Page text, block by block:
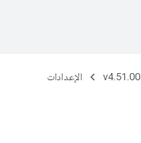
v4.51.00 الإعدادات